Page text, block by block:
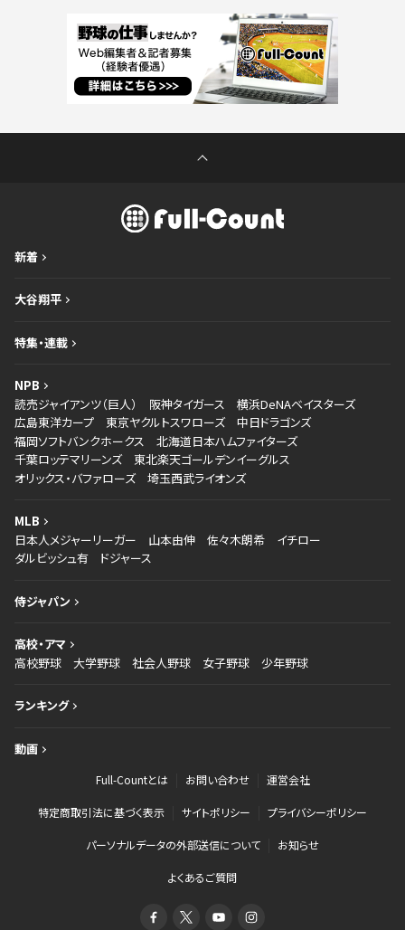
新着
大谷翔平
特集・連載
NPB
読売ジャイアンツ（巨人）
阪神タイガース
横浜DeNAベイスターズ
広島東洋カープ
東京ヤクルトスワローズ
中日ドラゴンズ
福岡ソフトバンクホークス
北海道日本ハムファイターズ
千葉ロッテマリーンズ
東北楽天ゴールデンイーグルス
オリックス・バファローズ
埼玉西武ライオンズ
MLB
日本人メジャーリーガー
山本由伸 佐々木朗希
イチロー
ダルビッシュ有
ドジャース
侍ジャパン
高校・アマ
高校野球
大学野球 社会人野球 女子野球 少年野球
ランキング
動画
Full-Countとは お問い合わせ 運営会社
特定商取引法に基づく表示 サイトポリシー プライバシーポリシー
パーソナルデータの外部送信について お知らせ
よくあるご質問